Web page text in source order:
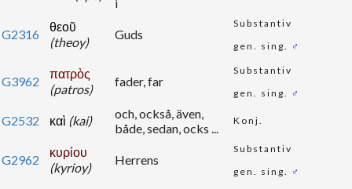
G2316
θεοῦ
(theoy)
Guds
Substantiv
gen. sing. ♂
G3962
πατρὸς
(patros)
fader, far
Substantiv
gen. sing. ♂
G2532 καὶ (kai)
och, också, även,
både, sedan, ocks ...
Konj.
G2962
κυρίου
(kyrioy)
Herrens
Substantiv
gen. sing. ♂